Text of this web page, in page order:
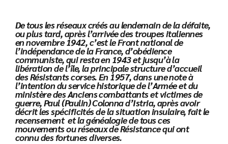
De tous les réseaux créés au lendemain de la défaite,
ou plus tard, après l’arrivée des troupes italiennes
en novembre 1942, c’est le Front national de
l’indépendance de la France, d’obédience
communiste, qui resta en 1943 et jusqu’à la
libération de l’île, la principale structure d’accueil
des Résistants corses. En 1957, dans une note à
l’intention du service historique de l’Armée et du
ministère des Anciens combattants et victimes de
guerre, Paul (Paulin) Colonna d’Istria, après avoir
décrit les spécificités de la situation insulaire, fait le
recensement et la généalogie de tous ces
mouvements ou réseaux de Résistance qui ont
connu des fortunes diverses.